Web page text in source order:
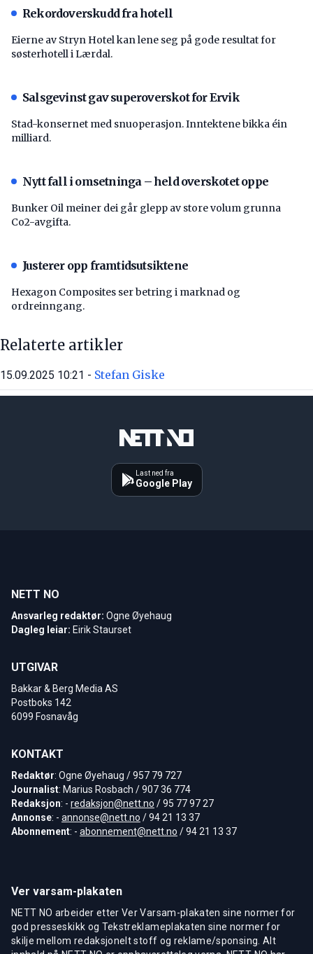
Rekordoverskudd fra hotell
Eierne av Stryn Hotel kan lene seg på gode resultat for
søsterhotell i Lærdal.
Salsgevinst gav superoverskot for Ervik
Stad-konsernet med snuoperasjon. Inntektene bikka éin
milliard.
Nytt fall i omsetninga – held overskotet oppe
Bunker Oil meiner dei går glepp av store volum grunna
Co2-avgifta.
Justerer opp framtidsutsiktene
Hexagon Composites ser betring i marknad og
ordreinngang.
Relaterte artikler
15.09.2025 10:21 - Stefan Giske
Last ned fra
Google Play
NETT NO
Ansvarleg redaktør: Ogne Øyehaug
Dagleg leiar: Eirik Staurset
UTGIVAR
Bakkar & Berg Media AS
Postboks 142
6099 Fosnavåg
KONTAKT
Redaktør: Ogne Øyehaug / 957 79 727
Journalist: Marius Rosbach / 907 36 774
Redaksjon: - redaksjon@nett.no / 95 77 97 27
Annonse: - annonse@nett.no / 94 21 13 37
Abonnement: - abonnement@nett.no / 94 21 13 37
Ver varsam-plakaten
NETT NO arbeider etter Ver Varsam-plakaten sine normer for
god presseskikk og Tekstreklameplakaten sine normer for
skilje mellom redaksjonelt stoff og reklame/sponsing. Alt